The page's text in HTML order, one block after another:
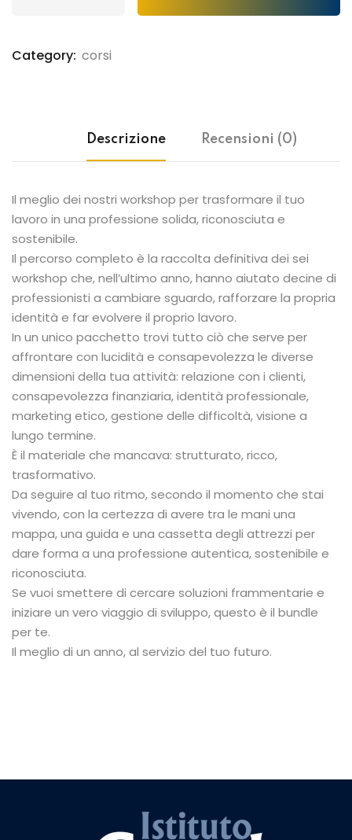
Category: corsi
Descrizione Recensioni (0)
Il meglio dei nostri workshop per trasformare il tuo
lavoro in una professione solida, riconosciuta e
sostenibile.
Il percorso completo è la raccolta definitiva dei sei
workshop che, nell’ultimo anno, hanno aiutato decine di
professionisti a cambiare sguardo, rafforzare la propria
identità e far evolvere il proprio lavoro.
In un unico pacchetto trovi tutto ciò che serve per
affrontare con lucidità e consapevolezza le diverse
dimensioni della tua attività: relazione con i clienti,
consapevolezza finanziaria, identità professionale,
marketing etico, gestione delle difficoltà, visione a
lungo termine.
È il materiale che mancava: strutturato, ricco,
trasformativo.
Da seguire al tuo ritmo, secondo il momento che stai
vivendo, con la certezza di avere tra le mani una
mappa, una guida e una cassetta degli attrezzi per
dare forma a una professione autentica, sostenibile e
riconosciuta.
Se vuoi smettere di cercare soluzioni frammentarie e
iniziare un vero viaggio di sviluppo, questo è il bundle
per te.
Il meglio di un anno, al servizio del tuo futuro.